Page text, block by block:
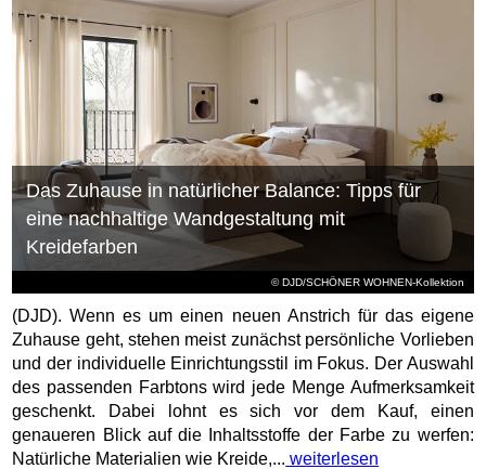
© DJD/SCHÖNER WOHNEN-Kollektion
Das Zuhause in natürlicher Balance: Tipps für
eine nachhaltige Wandgestaltung mit
Kreidefarben
(DJD). Wenn es um einen neuen Anstrich für das eigene
Zuhause geht, stehen meist zunächst persönliche Vorlieben
und der individuelle Einrichtungsstil im Fokus. Der Auswahl
des passenden Farbtons wird jede Menge Aufmerksamkeit
geschenkt. Dabei lohnt es sich vor dem Kauf, einen
genaueren Blick auf die Inhaltsstoffe der Farbe zu werfen:
Natürliche Materialien wie Kreide,... weiterlesen